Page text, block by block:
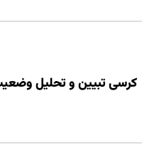
کرسی تبیین و تحلیل